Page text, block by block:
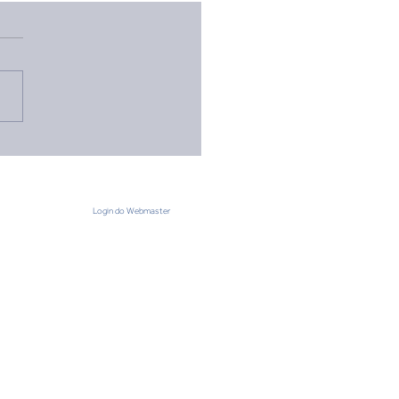
de Pioneirias
Login do Webmaster